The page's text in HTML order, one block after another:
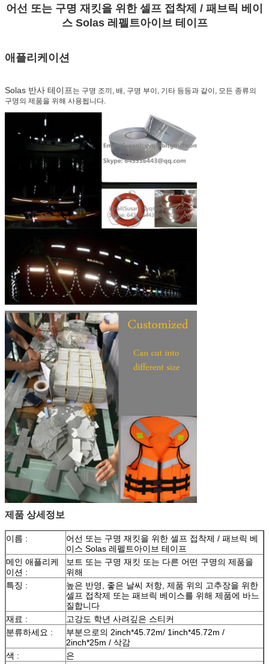
어선 또는 구명 재킷을 위한 셀프 접착제 / 패브릭 베이
스 Solas 레펠트아이브 테이프
애플리케이션
Solas 반사 테이프 는 구명 조끼, 배, 구명 부이, 기타 등등과 같이, 모든 종류의
구명의 제품을 위해 사용됩니다.
제품 상세정보
이름 :
어선 또는 구명 재킷을 위한 셀프 접착제 / 패브릭 베
이스 Solas 레펠트아이브 테이프
메인 애플리케
이션 :
보트 또는 구명 재킷 또는 다른 어떤 구명의 제품을
위해
특징 :
높은 반영, 좋은 날씨 저항, 제품 위의 고추장을 위한
셀프 접착제 또는 패브릭 베이스를 위해 제품에 바느
질합니다
재료 :
고강도 학년 사려깊은 스티커
분류하세요 :
부분으로의 2inch*45.72m/ 1inch*45.72m /
2inch*25m / 삭감
색 :
은